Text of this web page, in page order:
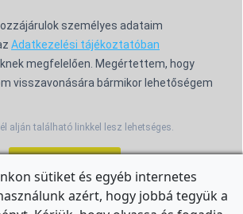
személyes adataim
Adatkezelési tájékoztatóban
megfelelően. Megértettem, hogy
visszavonására bármikor lehetőségem
alján található linkkel lesz lehetséges.
clickHERE.
sütiket és egyéb internetes
azért, hogy jobbá tegyük a